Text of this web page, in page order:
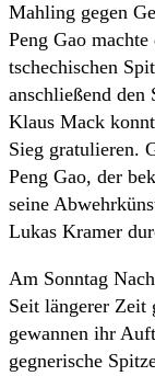
Mahling gegen
Peng Gao
tschechischen
anschließend
Klaus Mack
Sieg gratulieren.
Peng Gao, der
seine
Lukas Kramer
Am Sonntag
Seit längerer Zeit
gewannen ihr
gegnerische